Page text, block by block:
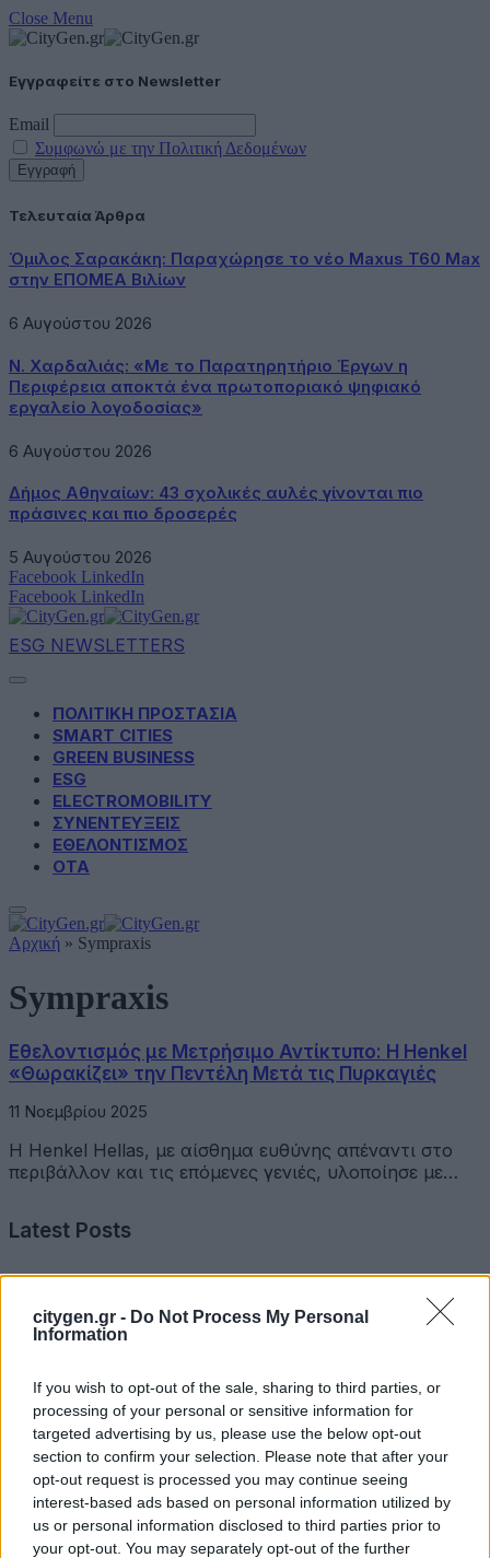
citygen.gr - Do Not Process My Personal
Information
If you wish to opt-out of the sale, sharing to third parties, or
processing of your personal or sensitive information for
targeted advertising by us, please use the below opt-out
section to confirm your selection. Please note that after your
opt-out request is processed you may continue seeing
interest-based ads based on personal information utilized by
us or personal information disclosed to third parties prior to
your opt-out. You may separately opt-out of the further
Close Menu
Εγγραφείτε στο Newsletter
Email
Συμφωνώ με την Πολιτική Δεδομένων
Τελευταία Άρθρα
Όμιλος Σαρακάκη: Παραχώρησε το νέο Maxus T60 Max
στην ΕΠΟΜΕΑ Βιλίων
6 Αυγούστου 2026
Ν. Χαρδαλιάς: «Με το Παρατηρητήριο Έργων η
Περιφέρεια αποκτά ένα πρωτοποριακό ψηφιακό
εργαλείο λογοδοσίας»
6 Αυγούστου 2026
Δήμος Αθηναίων: 43 σχολικές αυλές γίνονται πιο
πράσινες και πιο δροσερές
5 Αυγούστου 2026
Facebook LinkedIn
Facebook LinkedIn
ESG NEWSLETTERS
ΠΟΛΙΤΙΚΗ ΠΡΟΣΤΑΣΙΑ
SMART CITIES
GREEN BUSINESS
ESG
ELECTROMOBILITY
ΣΥΝΕΝΤΕΥΞΕΙΣ
ΕΘΕΛΟΝΤΙΣΜΟΣ
ΟΤΑ
Αρχική » Sympraxis
Sympraxis
Εθελοντισμός με Μετρήσιμο Αντίκτυπο: Η Henkel
«Θωρακίζει» την Πεντέλη Μετά τις Πυρκαγιές
11 Νοεμβρίου 2025
Η Henkel Hellas, με αίσθημα ευθύνης απέναντι στο
περιβάλλον και τις επόμενες γενιές, υλοποίησε με…
Latest Posts
στην ΕΠΟΜΕΑ Βιλίων
Ν. Χαρδαλιάς: «Με το Παρατηρητήριο Έργων η
Περιφέρεια αποκτά ένα πρωτοποριακό ψηφιακό
εργαλείο λογοδοσίας»
6 Αυγούστου 2026
Δήμος Αθηναίων: 43 σχολικές αυλές γίνονται πιο
πράσινες και πιο δροσερές